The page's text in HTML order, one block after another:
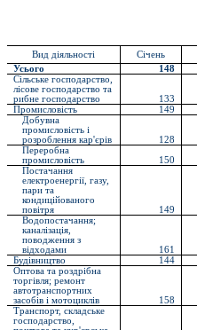
Вид діяльності Січень
Усього
148
Сільське господарство,
лісове господарство та
рибне господарство
133
Промисловість
149
Добувна
промисловість і
розроблення кар'єрів
128
Переробна
промисловість
150
Постачання
електроенергії, газу,
пари та
кондиційованого
повітря
149
Водопостачання;
каналізація,
поводження з
відходами
161
Будівництво
144
Оптова та роздрібна
торгівля; ремонт
автотранспортних
засобів і мотоциклів
158
Транспорт, складське
господарство,